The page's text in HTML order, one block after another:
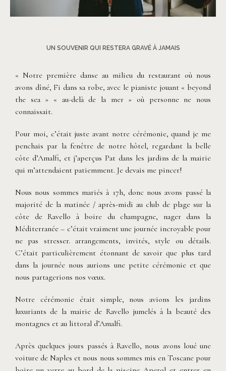
UN SOUVENIR QUI RESTERA GRAVÉ À JAMAIS
« Notre première danse au milieu du restaurant où nous
avons dîné, Fi dans sa robe, avec le pianiste jouant « beyond
the sea » « au-delà de la mer » où personne ne nous
connaissait.
Pour moi, c’était juste avant notre cérémonie, quand je me
penchais par la fenêtre de notre hôtel, regardant la belle
côte d’Amalfi, et j’aperçus Pat dans les jardins de la mairie
qui m’attendaient patiemment. Je devais me pincer!
Nous nous sommes mariés à 17h, donc nous avons passé la
majorité de la matinée / après-midi au club de plage sur la
côte de Ravello à boire du champagne, nager dans la
Méditerranée – c’était vraiment une journée incroyable pour
ne pas stresser. arrangements, invités, style ou détails.
C’était particulièrement étonnant de savoir que plus tard
dans la journée nous aurions une petite cérémonie et que
nous partagerions nos vœux.
Notre cérémonie était simple, nous avions les jardins
luxuriants de la mairie de Ravello jumelés à la beauté des
montagnes et au littoral d’Amalfi.
Après quelques jours passés à Ravello, nous avons loué une
voiture de Naples et nous nous sommes mis en Toscane pour